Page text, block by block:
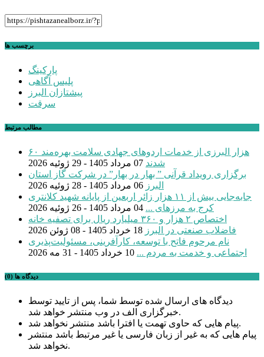
برچسب ها
پارکینگ
پلیس آگاهی
پیشتازان البرز
سرقت
مطالب مرتبط
۶۰ هزار البرزی از خدمات اردوهای جهادی سلامت بهره‌مند
شدند 07 مرداد 1405 - 29 ژوئیه 2026
برگزاری رویداد قرآنی ” بهار در بهار” در شرکت گاز استان
البرز 06 مرداد 1405 - 28 ژوئیه 2026
جابه‌جایی بیش از ۱۱ هزار زائر اربعین از پایانه شهید کلانتری
کرج به مرزهای ... 04 مرداد 1405 - 26 ژوئیه 2026
اختصاص ۲ هزار و ۳۶۰ میلیارد ریال برای تصفیه خانه
فاضلاب صنعتی در البرز 18 خرداد 1405 - 08 ژوئن 2026
نام مرحوم فاتح با توسعه، کارآفرینی، مسئولیت‌پذیری
اجتماعی و خدمت به مردم ... 10 خرداد 1405 - 31 مه 2026
دیدگاه ها (0)
دیدگاه های ارسال شده توسط شما، پس از تایید توسط
خبرگزاری الف در وب منتشر خواهد شد.
پیام هایی که حاوی تهمت یا افترا باشد منتشر نخواهد شد.
پیام هایی که به غیر از زبان فارسی یا غیر مرتبط باشد منتشر
نخواهد شد.